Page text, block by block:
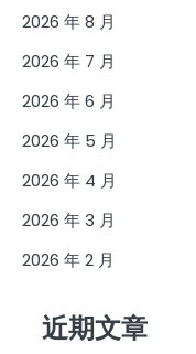
2026 年 8 月
2026 年 7 月
2026 年 6 月
2026 年 5 月
2026 年 4 月
2026 年 3 月
2026 年 2 月
近期文章